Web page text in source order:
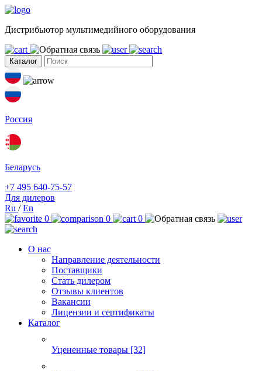
Дистрибьютор мультимедийного оборудования
Каталог
Россия
Беларусь
+7 495 640-75-57
Для дилеров
Ru /En
0
0 0
О нас
Направление деятельности
Поставщики
Стать дилером
Отзывы клиентов
Вакансии
Лицензии и сертификаты
Каталог
Уцененные товары [32]